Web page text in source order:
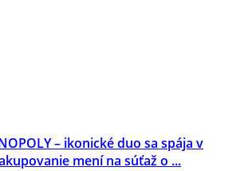
– ikonické duo sa spája v
mení na súťaž o ...